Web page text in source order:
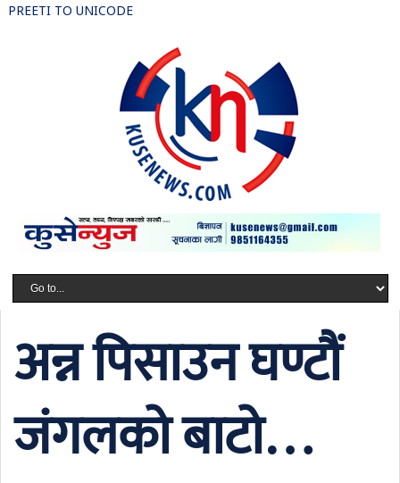
PREETI TO UNICODE
अन्न पिसाउन घण्टौं
जंगलको बाटो…